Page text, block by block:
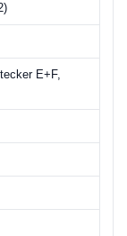
E+F,